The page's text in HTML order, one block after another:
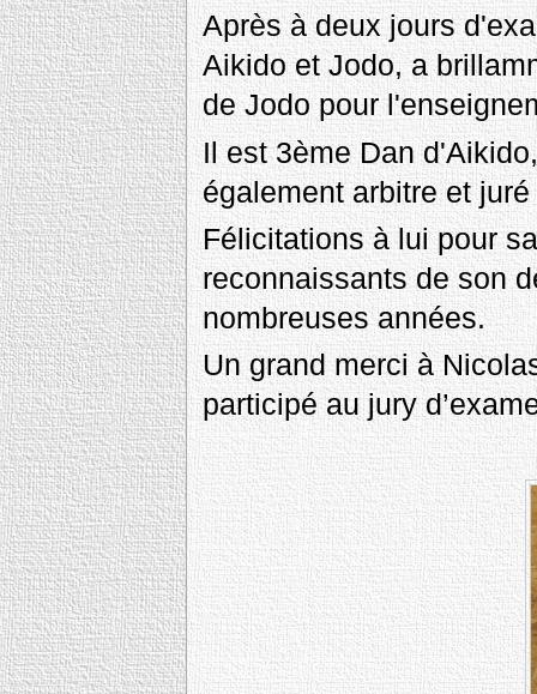
Après à deux jours
Aikido et Jodo, a
de Jodo pour
Il est 3ème Dan
également arbitre et
Félicitations à lui pour
reconnaissants de son
nombreuses années.
Un grand merci à
participé au jury